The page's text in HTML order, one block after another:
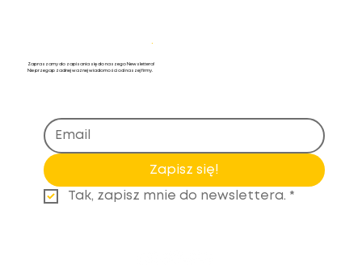
.
Zapraszamy do zapisania się do naszego Newslettera!
Nie przegap żadnej ważnej wiadomości od naszej firmy.
Zapisz się!
Tak, zapisz mnie do newslettera. *